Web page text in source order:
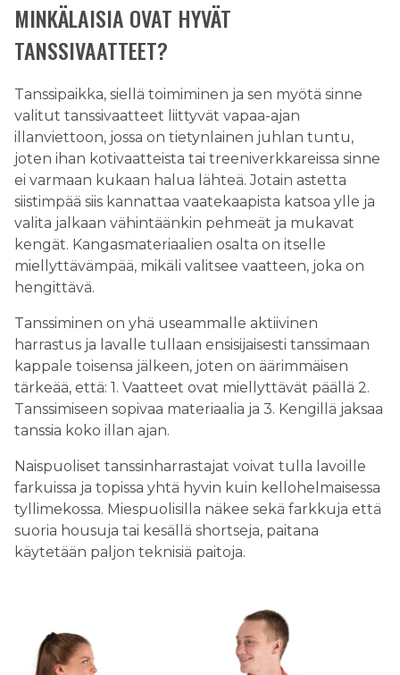
MINKÄLAISIA OVAT HYVÄT
TANSSIVAATTEET?
Tanssipaikka, siellä toimiminen ja sen myötä sinne
valitut tanssivaatteet liittyvät vapaa-ajan
illanviettoon, jossa on tietynlainen juhlan tuntu,
joten ihan kotivaatteista tai treeniverkkareissa sinne
ei varmaan kukaan halua lähteä. Jotain astetta
siistimpää siis kannattaa vaatekaapista katsoa ylle ja
valita jalkaan vähintäänkin pehmeät ja mukavat
kengät. Kangasmateriaalien osalta on itselle
miellyttävämpää, mikäli valitsee vaatteen, joka on
hengittävä.
Tanssiminen on yhä useammalle aktiivinen
harrastus ja lavalle tullaan ensisijaisesti tanssimaan
kappale toisensa jälkeen, joten on äärimmäisen
tärkeää, että: 1. Vaatteet ovat miellyttävät päällä 2.
Tanssimiseen sopivaa materiaalia ja 3. Kengillä jaksaa
tanssia koko illan ajan.
Naispuoliset tanssinharrastajat voivat tulla lavoille
farkuissa ja topissa yhtä hyvin kuin kellohelmaisessa
tyllimekossa. Miespuolisilla näkee sekä farkkuja että
suoria housuja tai kesällä shortseja, paitana
käytetään paljon teknisiä paitoja.